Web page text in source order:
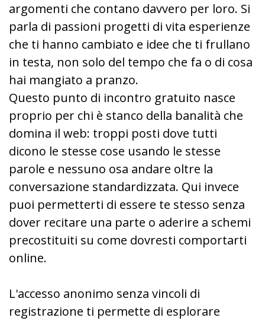
argomenti che contano davvero per loro. Si
parla di passioni progetti di vita esperienze
che ti hanno cambiato e idee che ti frullano
in testa, non solo del tempo che fa o di cosa
hai mangiato a pranzo.
Questo punto di incontro gratuito nasce
proprio per chi è stanco della banalità che
domina il web: troppi posti dove tutti
dicono le stesse cose usando le stesse
parole e nessuno osa andare oltre la
conversazione standardizzata. Qui invece
puoi permetterti di essere te stesso senza
dover recitare una parte o aderire a schemi
precostituiti su come dovresti comportarti
online.
L'accesso anonimo senza vincoli di
registrazione ti permette di esplorare